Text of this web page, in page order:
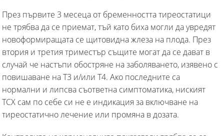
През първите 3 месеца от бременността тиреостатици
не трябва да се приемат, тъй като биха могли да увредят
новоформиращата се щитовидна жлеза на плода. През
втория и третия триместър същите могат да се дават в
случай че настъпи обостряне на заболяването, изявено с
повишаване на Т3 и/или Т4. Ако последните са
нормални и липсва съответна симптоматика, ниският
ТСХ сам по себе си не е индикация за включване на
тиреостатично лечение или промяна в дозата.